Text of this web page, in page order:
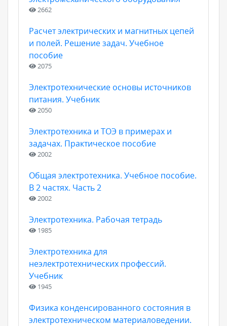
2662
Расчет электрических и магнитных цепей
и полей. Решение задач. Учебное
пособие
2075
Электротехнические основы источников
питания. Учебник
2050
Электротехника и ТОЭ в примерах и
задачах. Практическое пособие
2002
Общая электротехника. Учебное пособие.
В 2 частях. Часть 2
2002
Электротехника. Рабочая тетрадь
1985
Электротехника для
неэлектротехнических профессий.
Учебник
1945
Физика конденсированного состояния в
электротехническом материаловедении.